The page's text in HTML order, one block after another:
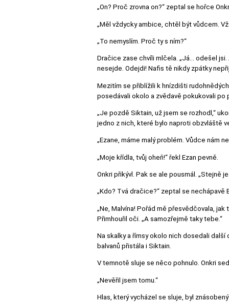
„On? Proč zrovna on?“ zeptal se hořce
„Měl vždycky ambice, chtěl být vůdcem.
„To nemyslím. Proč ty s ním?“
Dračice zase chvíli mlčela. „Já… odešel
nesejde. Odejdi! Nafis tě nikdy zpátky
Mezitím se přiblížili k hnízdišti
posedávali okolo a zvědavě pokukovali po
„Je pozdě Siktain, už jsem se rozhodl,“
jedno z nich, které bylo naproti obzvláště
„Ezane, máme malý problém. Vůdce nám
„Moje křídla, tvůj oheň!“ řekl Ezan pevně.
Onkri přikývl. Pak se ale pousmál. „Stejně
„Kdo? Tvá dračice?“ zeptal se nechápavě
„Ne, Malvína! Pořád mě přesvědčovala,
Přimhouřil oči. „A samozřejmě taky tebe.“
Na skalky a římsy okolo nich dosedali
balvanů přistála i Siktain.
V temnotě sluje se něco pohnulo. Onkri
„Nevěřil jsem tomu.“
Hlas, který vycházel se sluje, byl